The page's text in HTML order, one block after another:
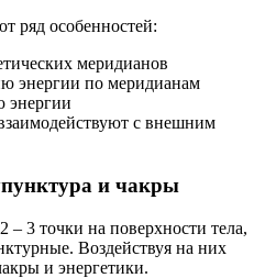
ряд особенностей:
меридианов
энергии по меридианам
энергии
с внешним
и чакры
– 3 точки на поверхности тела,
Воздействуя на них
и энергетики.